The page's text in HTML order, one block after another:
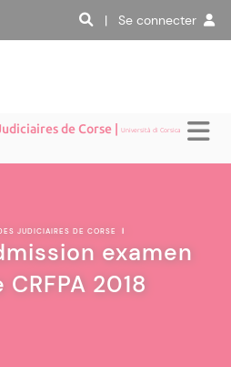
| Se connecter
de Corse |Università di Corsica
JUDICIAIRES DE CORSE |
examen
2018